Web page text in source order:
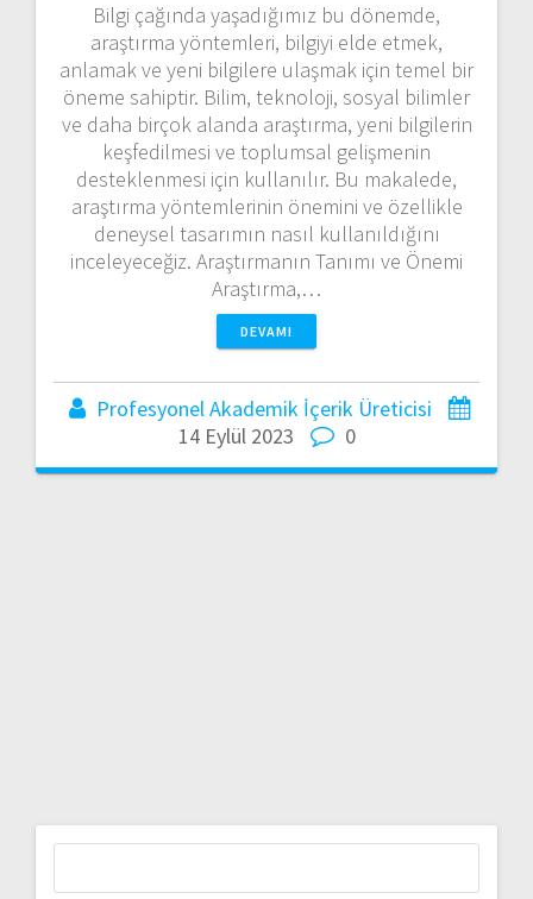
Bilgi çağında yaşadığımız bu dönemde,
araştırma yöntemleri, bilgiyi elde etmek,
anlamak ve yeni bilgilere ulaşmak için temel bir
öneme sahiptir. Bilim, teknoloji, sosyal bilimler
ve daha birçok alanda araştırma, yeni bilgilerin
keşfedilmesi ve toplumsal gelişmenin
desteklenmesi için kullanılır. Bu makalede,
araştırma yöntemlerinin önemini ve özellikle
deneysel tasarımın nasıl kullanıldığını
inceleyeceğiz. Araştırmanın Tanımı ve Önemi
Araştırma,…
DEVAMI
Profesyonel Akademik İçerik Üreticisi
14 Eylül 2023
0